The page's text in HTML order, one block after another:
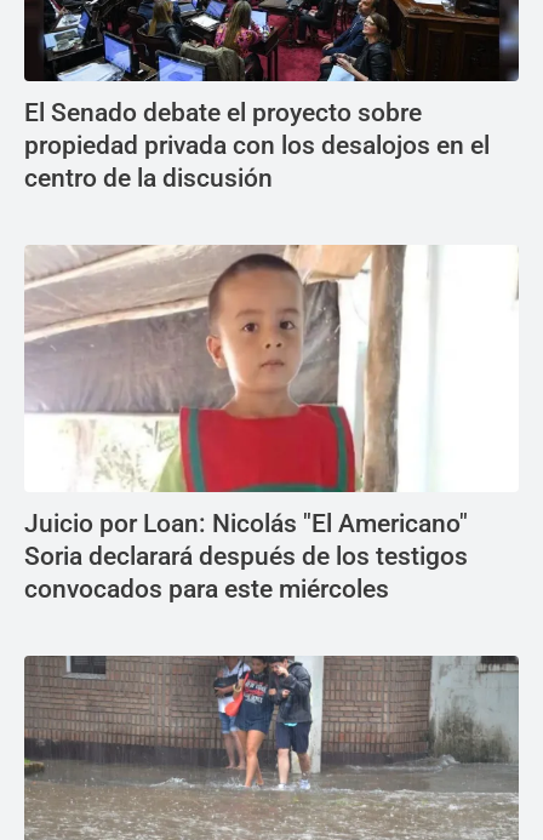
El Senado debate el proyecto sobre
propiedad privada con los desalojos en el
centro de la discusión
Juicio por Loan: Nicolás "El Americano"
Soria declarará después de los testigos
convocados para este miércoles